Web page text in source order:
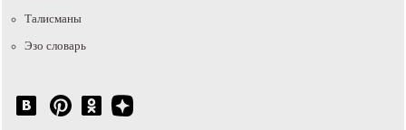
Талисманы
Эзо словарь